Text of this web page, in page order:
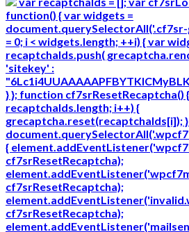
function() { var widgets =
= 0; i < widgets.length; ++i) { var
recaptchaIds.push(
'sitekey' :
} }; function cf7srResetRecaptcha()
recaptchaIds.length; i++) {
grecaptcha.reset(recaptchaIds[i]); }
{
cf7srResetRecaptcha);
cf7srResetRecaptcha);
cf7srResetRecaptcha);